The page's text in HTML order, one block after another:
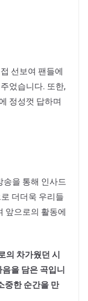
선보여 팬들에
었습니다. 또한,
정성껏 답하며
송을 통해 인사드
더더욱 우리들
앞으로의 활동에
의 차가웠던 시
을 담은 곡입니
중한 순간을 만